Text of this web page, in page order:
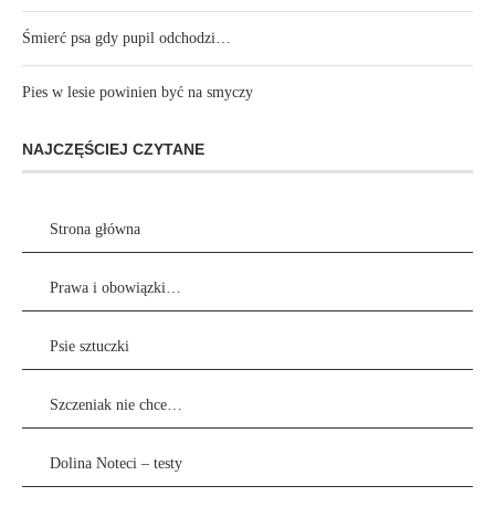
Śmierć psa gdy pupil odchodzi…
Pies w lesie powinien być na smyczy
NAJCZĘŚCIEJ CZYTANE
Strona główna
Prawa i obowiązki…
Psie sztuczki
Szczeniak nie chce…
Dolina Noteci – testy